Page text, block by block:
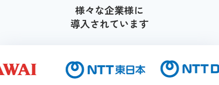
様々な企業様に
導入されています